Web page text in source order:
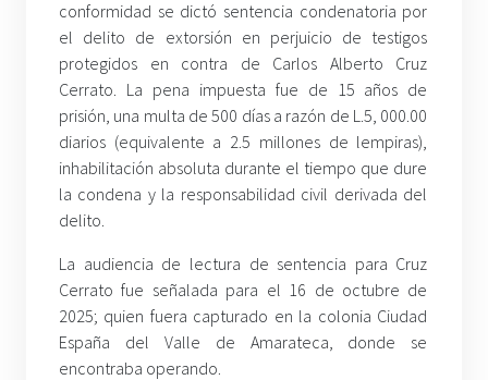
conformidad se dictó sentencia condenatoria por
el delito de extorsión en perjuicio de testigos
protegidos en contra de Carlos Alberto Cruz
Cerrato. La pena impuesta fue de 15 años de
prisión, una multa de 500 días a razón de L.5, 000.00
diarios (equivalente a 2.5 millones de lempiras),
inhabilitación absoluta durante el tiempo que dure
la condena y la responsabilidad civil derivada del
delito.
La audiencia de lectura de sentencia para Cruz
Cerrato fue señalada para el 16 de octubre de
2025; quien fuera capturado en la colonia Ciudad
España del Valle de Amarateca, donde se
encontraba operando.